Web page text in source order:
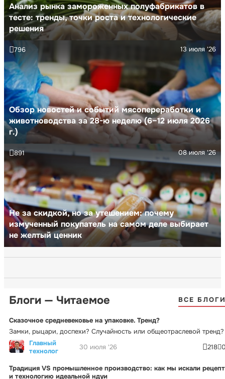
Анализ рынка замороженных полуфабрикатов в
тесте: тренды, точки роста и технологические
решения
Обзор новостей и событий мясопереработки и
животноводства за 28-ю неделю (6–12 июля 2026
г.)
13 июля '26
796
Не за скидкой, но за утешением: почему
измученный покупатель на самом деле выбирает
не желтый ценник
08 июля '26
891
Блоги — Читаемое ВСЕ
Сказочное средневековье на упаковке. Тренд?
Замки, рыцари, доспехи? Случайность или общеотраслевой тренд?
Главный
технолог
30 июля '26 218
Традиция VS промышленное производство: как мы искали рецепт
и технологию идеальной ндуи